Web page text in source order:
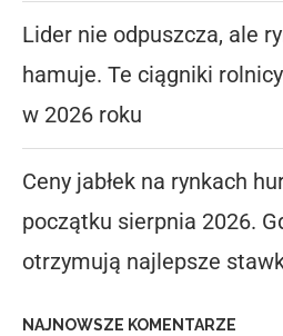
Lider nie odpuszcza, ale
hamuje. Te ciągniki
w 2026 roku
Ceny jabłek na rynkach
początku sierpnia 2026.
otrzymują najlepsze
NAJNOWSZE KOMENTARZE